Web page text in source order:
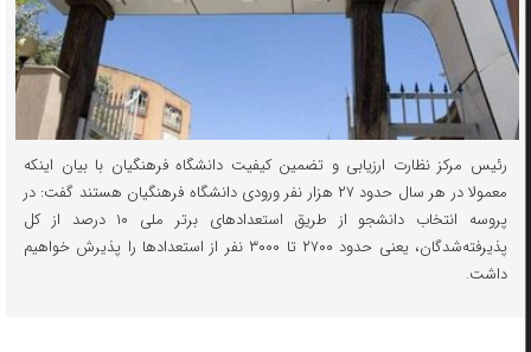
رئیس مرکز نظارت ارزیابی و تضمین کیفیت دانشگاه فرهنگیان با بیان اینکه
معمولا در هر سال حدود ۲۷ هزار نفر ورودی دانشگاه فرهنگیان هستند گفت: در
پروسه انتخاب دانشجو از طریق استعدادهای برتر ملی ۱۰ درصد از کل
پذیرفته‌شدگان، یعنی حدود ۲۷۰۰ تا ۳۰۰۰ نفر از استعدادها را پذیرش خواهیم
داشت.